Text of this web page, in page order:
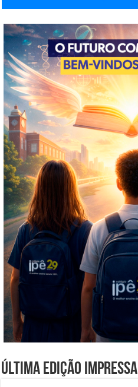
Última edição impressa